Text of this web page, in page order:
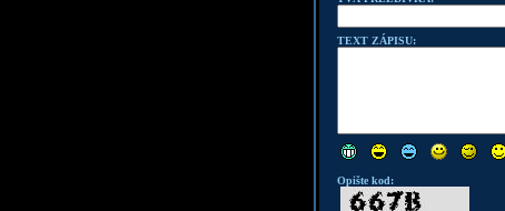
TEXT ZÁPISU:
Opište kod: